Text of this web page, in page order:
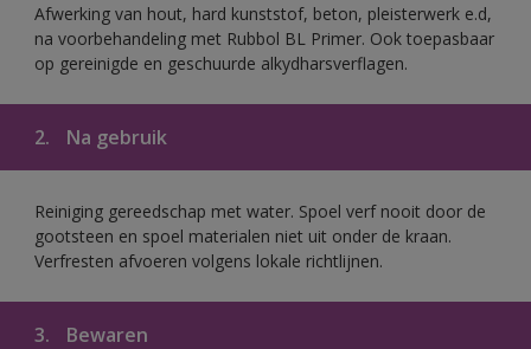
Afwerking van hout, hard kunststof, beton, pleisterwerk e.d,
na voorbehandeling met Rubbol BL Primer. Ook toepasbaar
op gereinigde en geschuurde alkydharsverflagen.
2. Na gebruik
Reiniging gereedschap met water. Spoel verf nooit door de
gootsteen en spoel materialen niet uit onder de kraan.
Verfresten afvoeren volgens lokale richtlijnen.
3. Bewaren